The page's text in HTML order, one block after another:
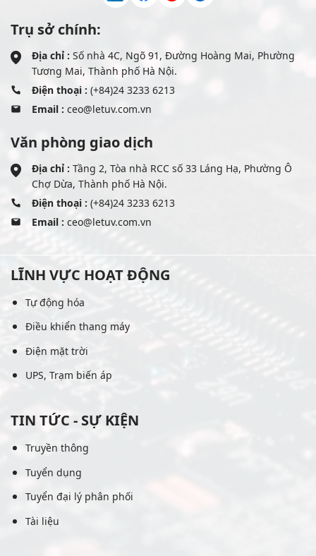
Trụ sở chính:
Địa chỉ : Số nhà 4C, Ngõ 91, Đường Hoàng Mai, Phường
Tương Mai, Thành phố Hà Nội.
Điện thoại : (+84)24 3233 6213
Email : ceo@letuv.com.vn
Văn phòng giao dịch
Địa chỉ : Tầng 2, Tòa nhà RCC số 33 Láng Hạ, Phường Ô
Chợ Dừa, Thành phố Hà Nội.
Điện thoại : (+84)24 3233 6213
Email : ceo@letuv.com.vn
LĨNH VỰC HOẠT ĐỘNG
Tự động hóa
Điều khiển thang máy
Điện mặt trời
UPS, Trạm biến áp
TIN TỨC - SỰ KIỆN
Truyền thông
Tuyển dụng
Tuyển đại lý phân phối
Tài liệu